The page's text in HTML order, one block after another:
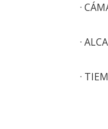
·
·
·